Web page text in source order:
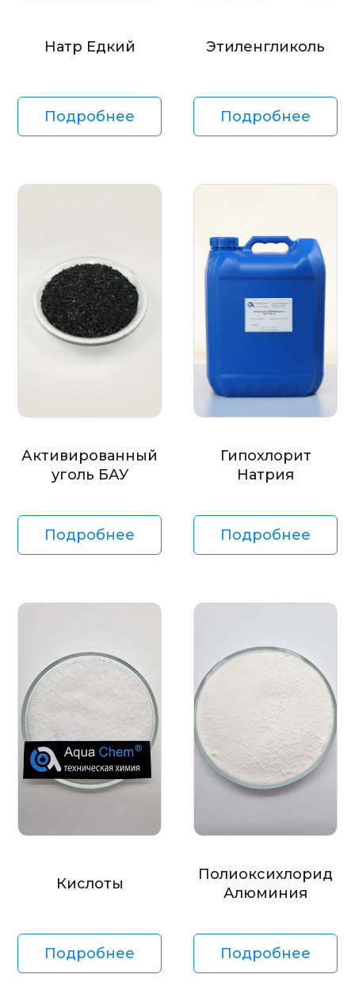
Натр Едкий
Подробнее
Этиленгликоль
Подробнее
Активированный
уголь БАУ
Подробнее
Гипохлорит
Натрия
Подробнее
Кислоты
Подробнее
Полиоксихлорид
Алюминия
Подробнее